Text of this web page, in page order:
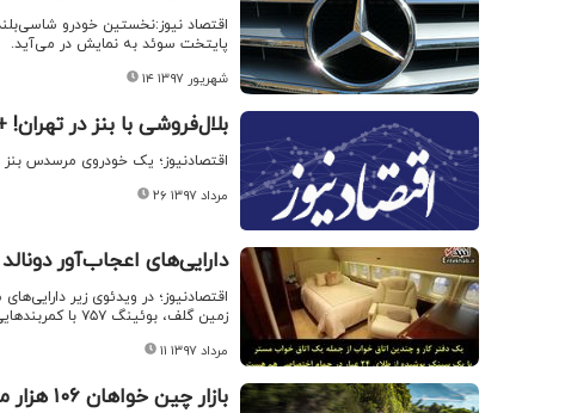
پایتخت سوئد به نمایش در می‌آید.
۱۴ شهریور ۱۳۹۷
بلال‌فروشی با بنز در
اقتصادنیوز؛ یک خودروی مرسدس بنز
۲۶ مرداد ۱۳۹۷
دارایی‌های اعجاب‌آور
زمین گلف، بوئینگ ۷۵۷ با کمربند‌هایی با روکش طلا، مرسدس ۴۴۵ میلیونی و خانه‌ای صدساله با ۳ پناهگاه بمب
۱۱ مرداد ۱۳۹۷
بازار چین خواهان ۱۰۶ هزار مرسدس بنز